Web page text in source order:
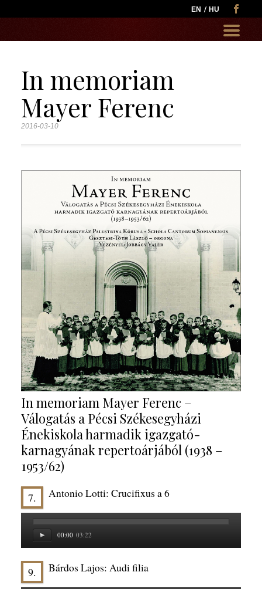
EN HU
In memoriam
Mayer Ferenc
2016-03-10
In memoriam Mayer Ferenc –
Válogatás a Pécsi Székesegyházi
Énekiskola harmadik igazgató-
karnagyának repertoárjából (1938 –
1953/62)
7. Antonio Lotti: Crucifixus a 6
00:00 03:22
9. Bárdos Lajos: Audi filia